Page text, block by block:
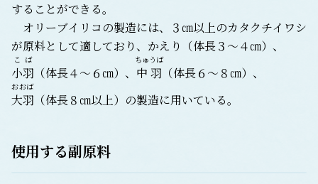
することができる。
オリーブイリコの製造には、３㎝以上のカタクチイワシ
が原料として適しており、かえり（体長３～４㎝）、
小羽
こば
（体長４～６㎝）、 中羽
ちゅうば
（体長６～８㎝）、
大羽
おおば
（体長８㎝以上）の製造に用いている。
使用する副原料